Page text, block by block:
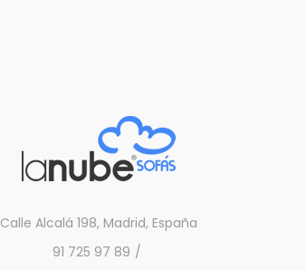
Calle Alcalá 198, Madrid, España
91 725 97 89